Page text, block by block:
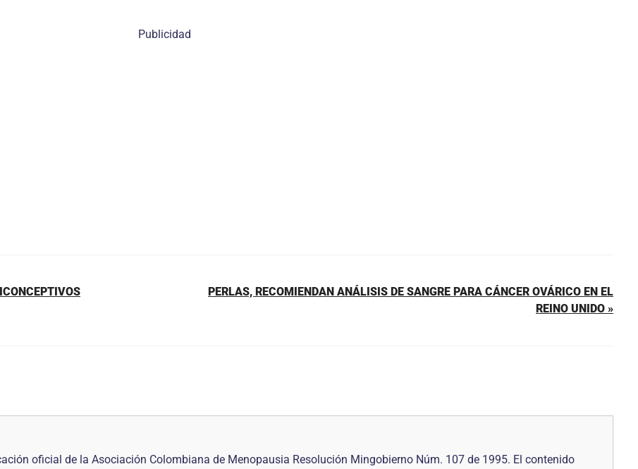
Publicidad
PERLAS, RECOMIENDAN ANÁLISIS DE SANGRE PARA CÁNCER OVÁRICO EN EL
REINO UNIDO »
oficial de la Asociación Colombiana de Menopausia Resolución Mingobierno Núm. 107 de 1995. El contenido